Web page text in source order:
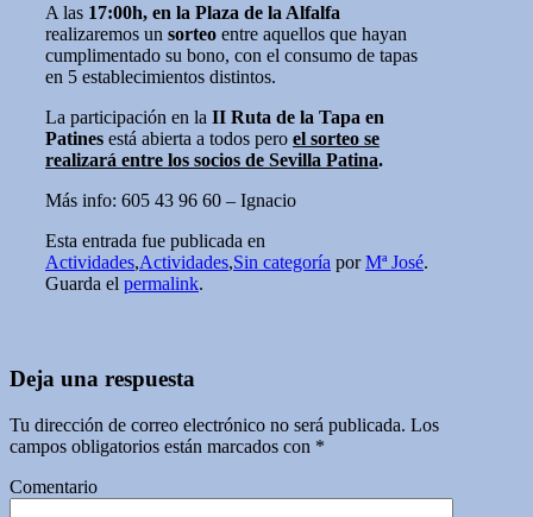
A las 17:00h, en la Plaza de la Alfalfa
realizaremos un sorteo entre aquellos que hayan
cumplimentado su bono, con el consumo de tapas
en 5 establecimientos distintos.
La participación en la II Ruta de la Tapa en
Patines está abierta a todos pero el sorteo se
realizará entre los socios de Sevilla Patina.
Más info: 605 43 96 60 – Ignacio
Esta entrada fue publicada en
Actividades,Actividades,Sin categoría porMª José.
Guarda el permalink.
Deja una respuesta
Tu dirección de correo electrónico no será publicada. Los
campos obligatorios están marcados con *
Comentario